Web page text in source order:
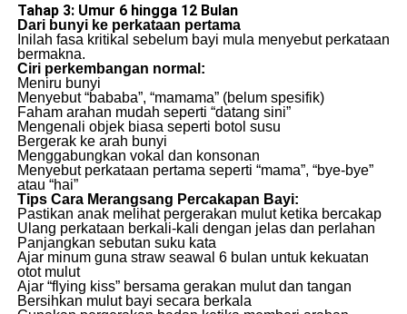
Tahap 3: Umur 6 hingga 12 Bulan
Dari bunyi ke perkataan pertama
Inilah fasa kritikal sebelum bayi mula menyebut perkataan
bermakna.
Ciri perkembangan normal:
Meniru bunyi
Menyebut “bababa”, “mamama” (belum spesifik)
Faham arahan mudah seperti “datang sini”
Mengenali objek biasa seperti botol susu
Bergerak ke arah bunyi
Menggabungkan vokal dan konsonan
Menyebut perkataan pertama seperti “mama”, “bye-bye”
atau “hai”
Tips Cara Merangsang Percakapan Bayi:
Pastikan anak melihat pergerakan mulut ketika bercakap
Ulang perkataan berkali-kali dengan jelas dan perlahan
Panjangkan sebutan suku kata
Ajar minum guna straw seawal 6 bulan untuk kekuatan
otot mulut
Ajar “flying kiss” bersama gerakan mulut dan tangan
Bersihkan mulut bayi secara berkala